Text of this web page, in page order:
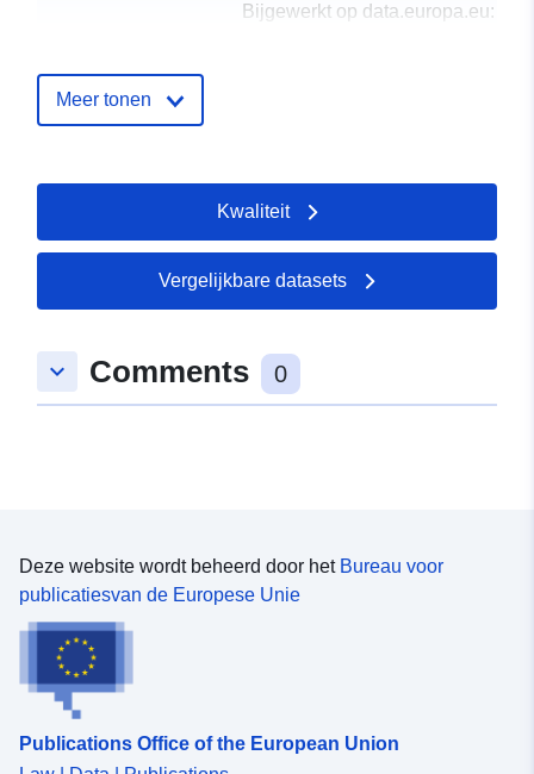
Bijgewerkt op data.europa.eu:
Identificatoren:
:
restricted
Meer tonen
Kwaliteit
Vergelijkbare datasets
keyboard_arrow_down Comments 0
Deze website wordt beheerd door het Bureau voor
publicatiesvan de Europese Unie
Publications Office of the European Union